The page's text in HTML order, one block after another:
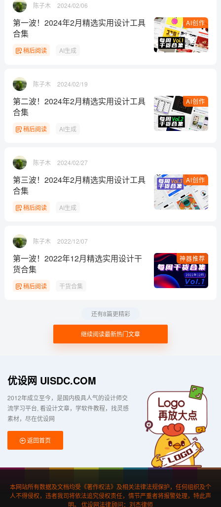
陈子木 2024/02/06
AI创作
第一波！2024年2月精选实用设计工具
合集
稍后阅读 AI生成
陈子木 2024/02/19
AI创作
第二波！2024年2月精选实用设计工具
合集
稍后阅读 AI生成
陈子木 2024/02/27
AI创作
第三波！2024年2月精选实用设计工具
合集
稍后阅读 AI生成
陈子木 2022/12/07
神器推荐
第一波！2022年12月精选实用设计干
货合集
稍后阅读 干货合集
继续阅读最新热门文章
还有8篇更精彩
优设网 UISDC.COM
2012年成立至今，是国内极具人气的设计师交
流学习平台 看设计文章，学软件教程，找灵感
素材，尽在优设网
返回首页
本网站所有数据及文档均受《著作权法》及相关法律法规保护，任何组织及个
人不得侵权，违者我司将依法追究侵权责任，情节严重者将报警处理，特此声
明。 优设网法律顾问：刘杰律师